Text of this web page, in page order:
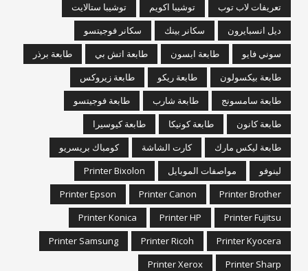
تعريفات لاب توب
توشيبا اكويم
توشيبا ستالايت
ديل انسبايرون
سكانر بينك
سكانر فوجيتسو
سوني فايو
طابعة ابسون طابعة اتش بي
طابعة برذر
طابعة بيكسولون
طابعة ريكو
طابعة زيروكس
طابعة سامسونج
طابعة شارب
طابعة فوجيتسو
طابعة كانون
طابعة كونيكا
طابعة كيوسيرا
طابعة ليكس مارك
كارت الشاشة
كومباك بريسريو
لينوفو
مواصفات الموبايل
Printer Bixolon
Printer Brother
Printer Canon
Printer Epson
Printer Fujitsu
Printer HP
Printer Konica
Printer Kyocera
Printer Ricoh
Printer Samsung
Printer Sharp
Printer Xerox